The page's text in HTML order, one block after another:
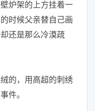
炉架的上方挂着一
时候父亲替自己画
还是那么冷漠疏
的，用高超的刺绣
件。